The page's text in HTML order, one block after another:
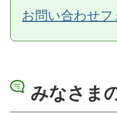
お問い合わせフ
みなさま